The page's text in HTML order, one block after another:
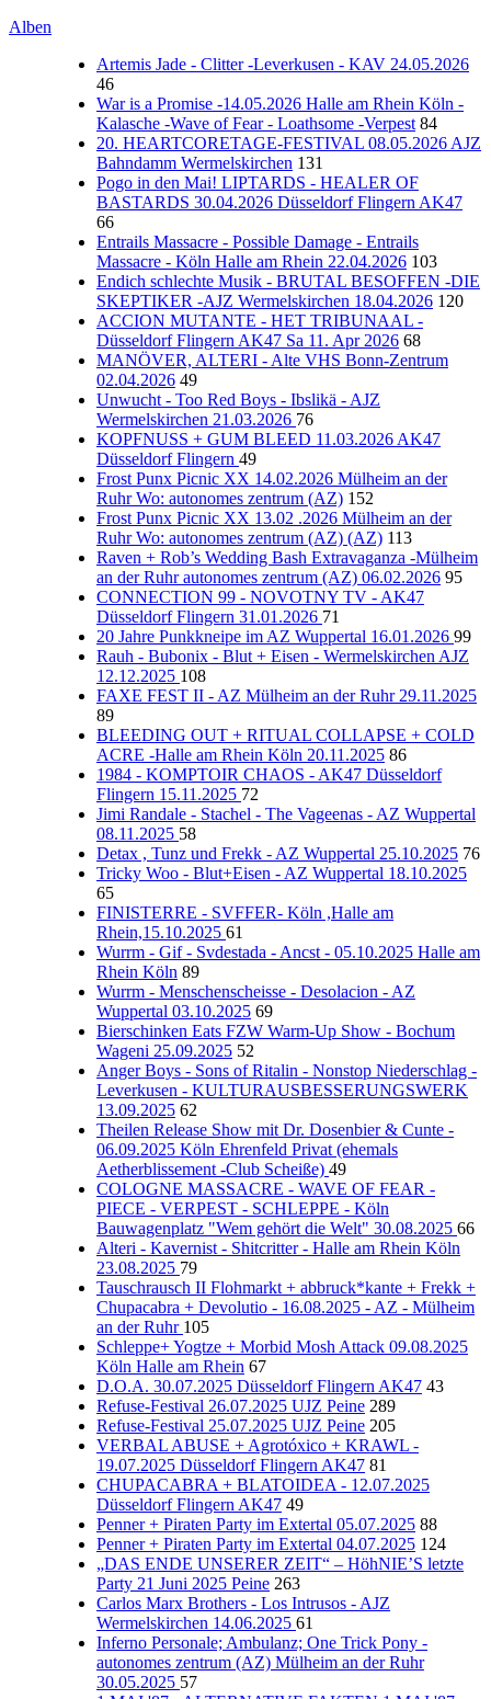
Alben
Artemis Jade - Clitter -Leverkusen - KAV 24.05.2026
46
War is a Promise -14.05.2026 Halle am Rhein Köln -
Kalasche -Wave of Fear - Loathsome -Verpest 84
20. HEARTCORETAGE-FESTIVAL 08.05.2026 AJZ
Bahndamm Wermelskirchen 131
Pogo in den Mai! LIPTARDS - HEALER OF
BASTARDS 30.04.2026 Düsseldorf Flingern AK47
66
Entrails Massacre - Possible Damage - Entrails
Massacre - Köln Halle am Rhein 22.04.2026 103
Endich schlechte Musik - BRUTAL BESOFFEN -DIE
SKEPTIKER -AJZ Wermelskirchen 18.04.2026 120
ACCION MUTANTE - HET TRIBUNAAL -
Düsseldorf Flingern AK47 Sa 11. Apr 2026 68
MANÖVER, ALTERI - Alte VHS Bonn-Zentrum
02.04.2026 49
Unwucht - Too Red Boys - Ibslikä - AJZ
Wermelskirchen 21.03.2026 76
KOPFNUSS + GUM BLEED 11.03.2026 AK47
Düsseldorf Flingern 49
Frost Punx Picnic XX 14.02.2026 Mülheim an der
Ruhr Wo: autonomes zentrum (AZ) 152
Frost Punx Picnic XX 13.02 .2026 Mülheim an der
Ruhr Wo: autonomes zentrum (AZ) (AZ) 113
Raven + Rob’s Wedding Bash Extravaganza -Mülheim
an der Ruhr autonomes zentrum (AZ) 06.02.2026 95
CONNECTION 99 - NOVOTNY TV - AK47
Düsseldorf Flingern 31.01.2026 71
20 Jahre Punkkneipe im AZ Wuppertal 16.01.2026 99
Rauh - Bubonix - Blut + Eisen - Wermelskirchen AJZ
12.12.2025 108
FAXE FEST II - AZ Mülheim an der Ruhr 29.11.2025
89
BLEEDING OUT + RITUAL COLLAPSE + COLD
ACRE -Halle am Rhein Köln 20.11.2025 86
1984 - KOMPTOIR CHAOS - AK47 Düsseldorf
Flingern 15.11.2025 72
Jimi Randale - Stachel - The Vageenas - AZ Wuppertal
08.11.2025 58
Detax , Tunz und Frekk - AZ Wuppertal 25.10.2025 76
Tricky Woo - Blut+Eisen - AZ Wuppertal 18.10.2025
65
FINISTERRE - SVFFER- Köln ,Halle am
Rhein,15.10.2025 61
Wurrm - Gif - Svdestada - Ancst - 05.10.2025 Halle am
Rhein Köln 89
Wurrm - Menschenscheisse - Desolacion - AZ
Wuppertal 03.10.2025 69
Bierschinken Eats FZW Warm-Up Show - Bochum
Wageni 25.09.2025 52
Anger Boys - Sons of Ritalin - Nonstop Niederschlag -
Leverkusen - KULTURAUSBESSERUNGSWERK
13.09.2025 62
Theilen Release Show mit Dr. Dosenbier & Cunte -
06.09.2025 Köln Ehrenfeld Privat (ehemals
Aetherblissement -Club Scheiße) 49
COLOGNE MASSACRE - WAVE OF FEAR -
PIECE - VERPEST - SCHLEPPE - Köln
Bauwagenplatz "Wem gehört die Welt" 30.08.2025 66
Alteri - Kavernist - Shitcritter - Halle am Rhein Köln
23.08.2025 79
Tauschrausch II Flohmarkt + abbruck*kante + Frekk +
Chupacabra + Devolutio - 16.08.2025 - AZ - Mülheim
an der Ruhr 105
Schleppe+ Yogtze + Morbid Mosh Attack 09.08.2025
Köln Halle am Rhein 67
D.O.A. 30.07.2025 Düsseldorf Flingern AK47 43
Refuse-Festival 26.07.2025 UJZ Peine 289
Refuse-Festival 25.07.2025 UJZ Peine 205
VERBAL ABUSE + Agrotóxico + KRAWL -
19.07.2025 Düsseldorf Flingern AK47 81
CHUPACABRA + BLATOIDEA - 12.07.2025
Düsseldorf Flingern AK47 49
Penner + Piraten Party im Extertal 05.07.2025 88
Penner + Piraten Party im Extertal 04.07.2025 124
„DAS ENDE UNSERER ZEIT“ – HöhNIE’S letzte
Party 21 Juni 2025 Peine 263
Carlos Marx Brothers - Los Intrusos - AJZ
Wermelskirchen 14.06.2025 61
Inferno Personale; Ambulanz; One Trick Pony -
autonomes zentrum (AZ) Mülheim an der Ruhr
30.05.2025 57